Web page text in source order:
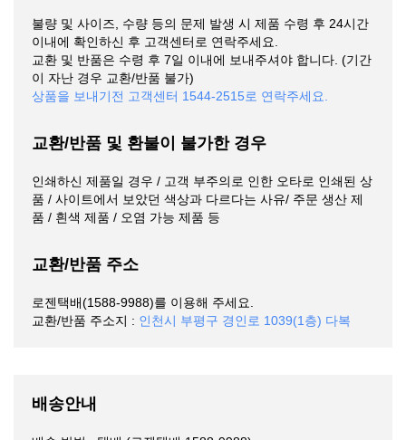
불량 및 사이즈, 수량 등의 문제 발생 시 제품 수령 후 24시간
이내에 확인하신 후 고객센터로 연락주세요.
교환 및 반품은 수령 후 7일 이내에 보내주셔야 합니다. (기간
이 자난 경우 교환/반품 불가)
상품을 보내기전 고객센터 1544-2515로 연락주세요.
교환/반품 및 환불이 불가한 경우
인쇄하신 제품일 경우 / 고객 부주의로 인한 오타로 인쇄된 상
품 / 사이트에서 보았던 색상과 다르다는 사유/ 주문 생산 제
품 / 흰색 제품 / 오염 가능 제품 등
교환/반품 주소
로젠택배(1588-9988)를 이용해 주세요.
교환/반품 주소지 : 인천시 부평구 경인로 1039(1층) 다복
배송안내